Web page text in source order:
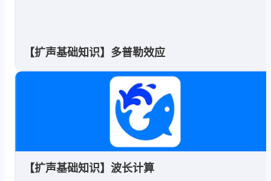
【扩声基础知识】多普勒效应
【扩声基础知识】波长计算